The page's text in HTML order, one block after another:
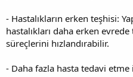
- Hastalıkların erken teşhisi:
hastalıkları daha erken
süreçlerini hızlandırabilir.
- Daha fazla hasta tedavi